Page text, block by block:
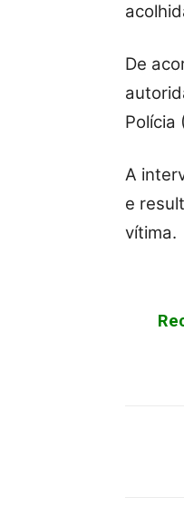
De
Polícia
A
e
vítima.